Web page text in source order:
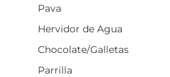
Pava
Hervidor de Agua
Chocolate/Galletas
Parrilla